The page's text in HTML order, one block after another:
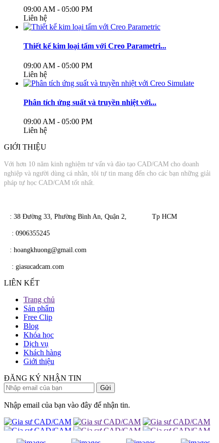
09:00 AM - 05:00 PM
Liên hệ
Thiết kế kim loại tấm với Creo Parametri...
09:00 AM - 05:00 PM
Liên hệ
Phân tích ứng suất và truyền nhiệt với...
09:00 AM - 05:00 PM
Liên hệ
GIỚI THIỆU
Với hơn 10 năm kinh nghiệm tư vấn và đào tạo CAD/CAM cho doanh
nghiệp và người dùng cá nhân, tôi tự tin mang đến cho các bạn những giải
pháp tự học CAD/CAM tốt nhất.
​​ : 38 Đường 33, Phường Bình An, Quận 2, Tp HCM
: 0906355245
​ : hoangkhuong@gmail.com
: giasucadcam.com
LIÊN KẾT
Trang chủ
Sản phẩm
Free Clip
Blog
Khóa học
Dịch vụ
Khách hàng
Giới thiệu
ĐĂNG KÝ NHẬN TIN
Nhập email của bạn vào đây để nhận tin.